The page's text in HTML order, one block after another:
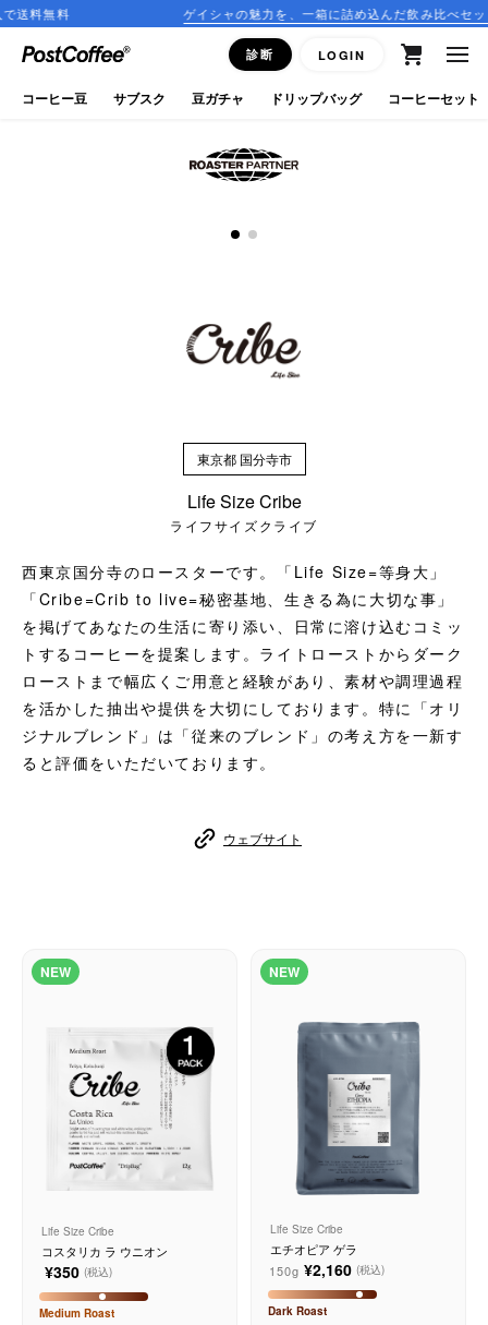
無料 ゲイシャの魅力を、一箱に詰め込んだ飲み比べセット
診断 LOGIN
close
ログイン
アクセサリ
CFFBNS
ギフトセット
コーヒーのサブスク
お知らせ
よくある質問
店舗情報
東京都 国分寺市
Life Size Cribe
ライフサイズクライブ
西東京国分寺のロースターです。「Life Size=等身大」
「Cribe=Crib to live=秘密基地、生きる為に大切な事」
を掲げてあなたの生活に寄り添い、日常に溶け込むコミッ
トするコーヒーを提案します。ライトローストからダーク
ローストまで幅広くご用意と経験があり、素材や調理過程
を活かした抽出や提供を大切にしております。特に「オリ
ジナルブレンド」は「従来のブレンド」の考え方を一新す
ると評価をいただいております。
ウェブサイト
NEW
Life Size Cribe
コスタリカ ラ ウニオン
¥350 (税込)
Medium Roast
NEW
Life Size Cribe
エチオピア ゲラ
150g ¥2,160 (税込)
Dark Roast
コーヒー豆 サブスク 豆ガチャ ドリップバッグ コーヒーセット